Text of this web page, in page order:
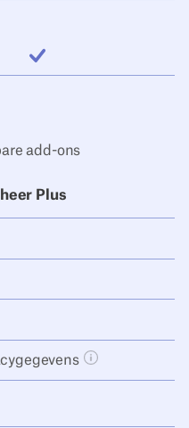
inbegrepen
add-ons
Plus
openen
Tooltip knop